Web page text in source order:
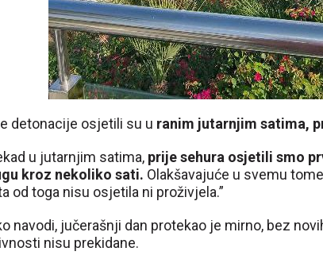
detonacije osjetili su u ranim jutarnjim satima,
u jutarnjim satima, prije sehura osjetili smo
kroz nekoliko sati. Olakšavajuće u svemu
od toga nisu osjetila ni proživjela.”
navodi, jučerašnji dan protekao je mirno, bez
nisu prekidane.